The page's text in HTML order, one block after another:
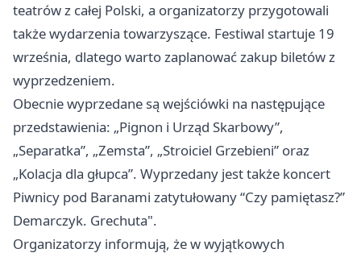
teatrów z całej Polski, a organizatorzy przygotowali
także wydarzenia towarzyszące. Festiwal startuje 19
września, dlatego warto zaplanować zakup biletów z
wyprzedzeniem.
Obecnie wyprzedane są wejściówki na następujące
przedstawienia: „Pignon i Urząd Skarbowy”,
„Separatka”, „Zemsta”, „Stroiciel Grzebieni” oraz
„Kolacja dla głupca”. Wyprzedany jest także koncert
Piwnicy pod Baranami zatytułowany “Czy pamiętasz?”
Demarczyk. Grechuta".
Organizatorzy informują, że w wyjątkowych